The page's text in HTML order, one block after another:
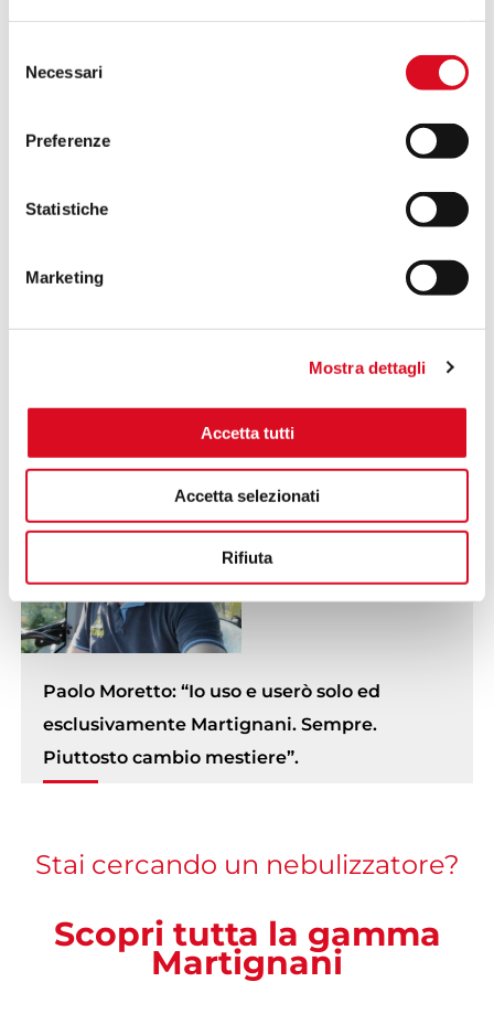
delNecessari
Preferenze
Statistiche
Marketing
Mostra dettagli
Accetta tutti
Accetta selezionati
Rifiuta
Serra
Paolo Moretto: “Io uso e userò solo ed
esclusivamente Martignani. Sempre.
Piuttosto cambio mestiere”.
Stai cercando un nebulizzatore?
Scopri tutta la gamma
Martignani